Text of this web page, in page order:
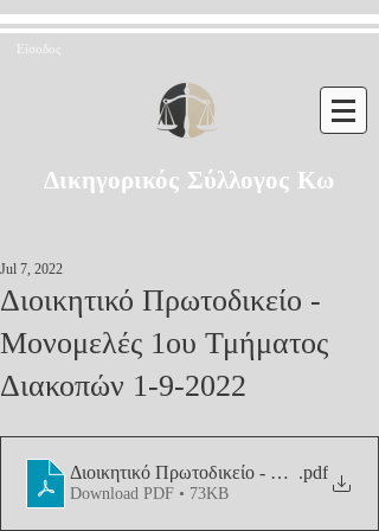
Είσοδος
Δικηγορικός Σύλλογος Κω
Διοικητικό Πρωτοδικείο -
Μονομελές 1ου Τμήματος
Διακοπών 1-9-2022
Jul 7, 2022
Διοικητικό
.pdf
Download PDF • 73KB